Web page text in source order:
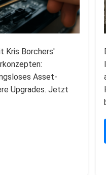
Kris Borchers'
Asset-
Upgrades. Jetzt